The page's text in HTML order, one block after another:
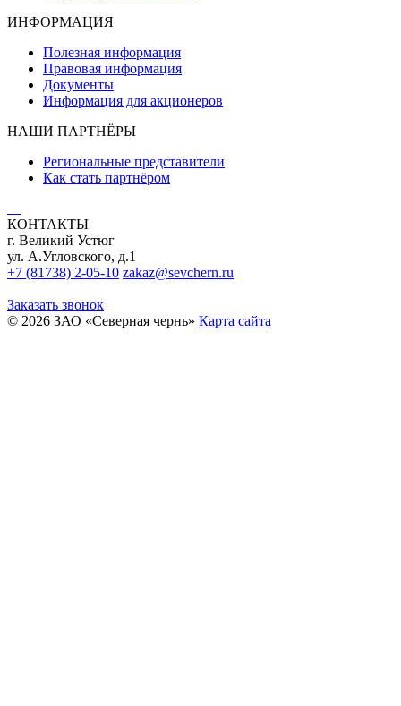
ИНФОРМАЦИЯ
Полезная информация
Правовая информация
Документы
Информация для акционеров
НАШИ ПАРТНЁРЫ
Региональные представители
Как стать партнёром
КОНТАКТЫ
г. Великий Устюг
ул. А.Угловского, д.1
+7 (81738) 2-05-10 zakaz@sevchern.ru
Заказать звонок
© 2026 ЗАО «Северная чернь» Карта сайта